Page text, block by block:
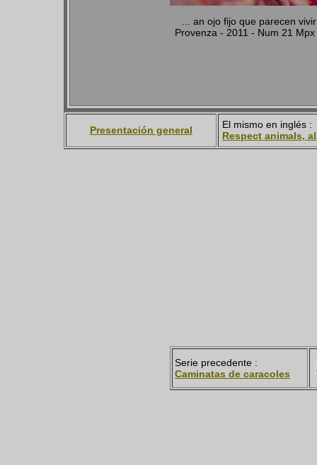
... an ojo fijo que parecen
Provenza - 2011 - Num 21
Presentación general
El mismo en inglés :
Respect animals,
Serie precedente :
Caminatas de caracoles